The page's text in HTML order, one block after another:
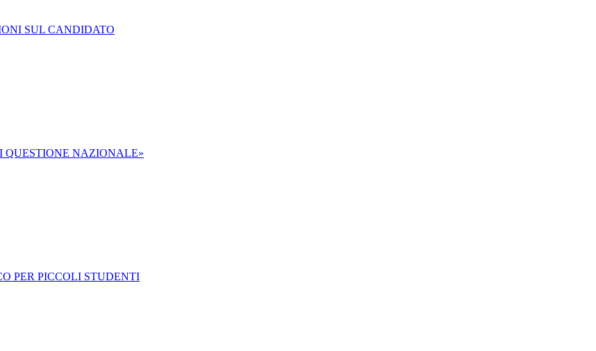
SUL CANDIDATO
QUESTIONE NAZIONALE»
PER PICCOLI STUDENTI